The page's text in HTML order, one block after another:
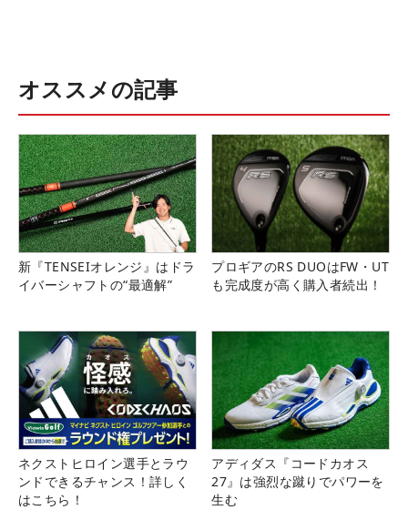
オススメの記事
新『TENSEIオレンジ』はドラ
イバーシャフトの“最適解”
プロギアのRS DUOはFW・UT
も完成度が高く購入者続出！
ネクストヒロイン選手とラウ
ンドできるチャンス！詳しく
はこちら！
アディダス『コードカオス
27』は強烈な蹴りでパワーを
生む